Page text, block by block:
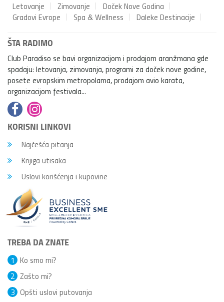
Letovanje Zimovanje
Doček Nove Godina
Gradovi Evrope
Spa & Wellness Daleke Destinacije
ŠTA RADIMO
Club Paradiso se bavi organizacijom i prodajom aranžmana gde
spadaju: letovanja, zimovanja, programi za doček nove godine,
posete evropskim metropolama, prodajom avio karata,
organizacijom festivala...
KORISNI LINKOVI
Najčešća pitanja
Knjiga utisaka
Uslovi korišćenja i kupovine
TREBA DA ZNATE
Ko smo mi?
1
Zašto mi?
2
Opšti uslovi putovanja
3